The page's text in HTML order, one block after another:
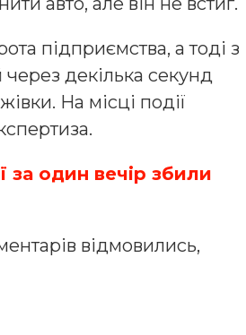
підприємства, а тоді з
через декілька секунд
На місці події
за один вечір збили
відмовились,